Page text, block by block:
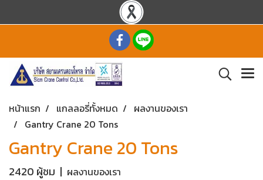
หน้าแรก แกลลอรี่ทั้งหมด
ผลงานของเรา
Gantry Crane 20 Tons
Gantry Crane 20 Tons
2420 ผู้ชม | ผลงานของเรา